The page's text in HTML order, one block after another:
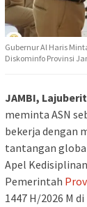
Gubernur Al Haris
Diskominfo Provinsi
JAMBI,
meminta ASN
bekerja dengan
tantangan
Apel
Pemerintah
1447 H/2026 M